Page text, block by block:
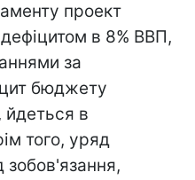
проект
в 8% ВВП,
за
бюджету
йдеться в
того, уряд
зобов'язання,